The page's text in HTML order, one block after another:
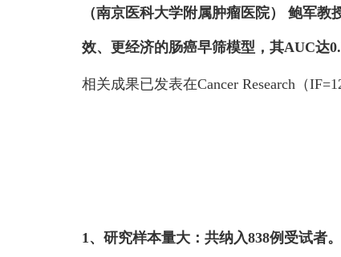
（南京医科大学附属肿瘤医院） 鲍军教
效、更经济的肠癌早筛模型，其AUC达
相关成果已发表在Cancer Research（
1、研究样本量大：共纳入838例受试者。